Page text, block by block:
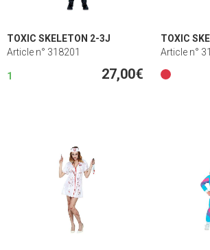
TOXIC SKELETON 2-3J
Article n° 318201
1 27,00€
TOXIC
Article n°